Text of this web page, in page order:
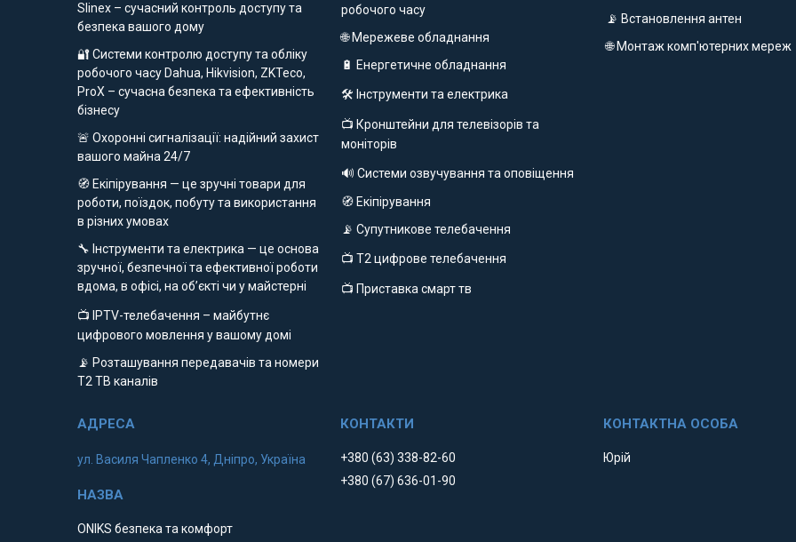
Slinex – сучасний контроль доступу та
безпека вашого дому
🔐 Системи контролю доступу та обліку
робочого часу Dahua, Hikvision, ZKTeco,
ProX – сучасна безпека та ефективність
бізнесу
🚨 Охоронні сигналізації: надійний захист
вашого майна 24/7
🧭 Екіпірування — це зручні товари для
роботи, поїздок, побуту та використання
в різних умовах
🔧 Інструменти та електрика — це основа
зручної, безпечної та ефективної роботи
вдома, в офісі, на об’єкті чи у майстерні
📺 IPTV-телебачення – майбутнє
цифрового мовлення у вашому домі
📡 Розташування передавачів та номери
Т2 ТВ каналів
робочого часу
🌐 Мережеве обладнання
🔋 Енергетичне обладнання
🛠️ Інструменти та електрика
📺 Кронштейни для телевізорів та
моніторів
🔊 Системи озвучування та оповіщення
🧭 Екіпірування
📡 Супутникове телебачення
📺 Т2 цифрове телебачення
📺 Приставка смарт тв
📡 Встановлення антен
🌐 Монтаж комп'ютерних мереж
ул. Василя Чапленко 4, Дніпро, Україна
ONIKS безпека та комфорт
+380 (63) 338-82-60
+380 (67) 636-01-90
Юрій